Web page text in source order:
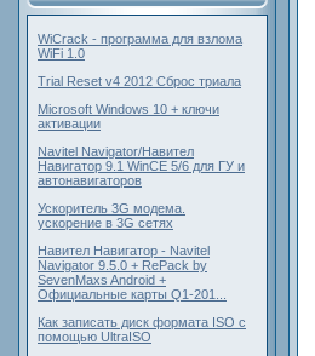
WiCrack - программа для взлома
WiFi 1.0
Trial Reset v4 2012 Сброс триала
Microsoft Windows 10 + ключи
активации
Navitel Navigator/Навител
Навигатор 9.1 WinCE 5/6 для ГУ и
автонавигаторов
Ускоритель 3G модема.
ускорение в 3G сетях
Навител Навигатор - Navitel
Navigator 9.5.0 + RePack by
SevenMaxs Android +
Официальные карты Q1-201...
Как записать диск формата ISO с
помощью UltraISO